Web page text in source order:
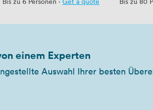
einem Experten
Auswahl Ihrer besten